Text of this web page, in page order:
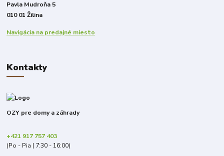
Pavla Mudroňa 5
010 01 Žilina
Navigácia na predajné miesto
Kontakty
OZY pre domy a záhrady
+421 917 757 403
(Po - Pia | 7:30 - 16:00)